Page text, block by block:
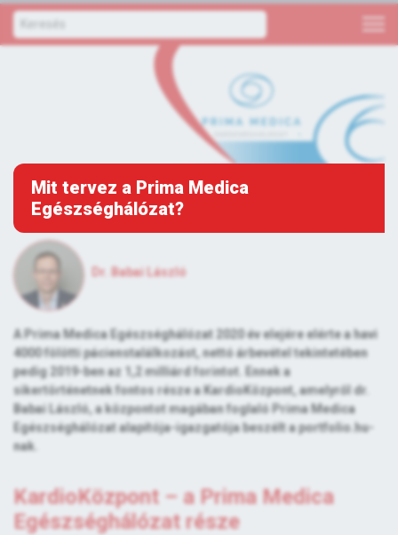
Mit tervez a Prima Medica
Egészséghálózat?
Dr. Babai László
A Prima Medica Egészséghálózat 2020 év elejére elérte a havi
4000 fölötti pácienstalálkozást, nettó árbevétel tekintetében
pedig 2019-ben az 1,2 milliárd forintot. Ennek a
sikertörténetnek fontos része a KardioKözpont, amelyről dr.
Babai László, a központot magában foglaló Prima Medica
Egészséghálózat alapítója-igazgatója beszélt a portfolio.hu-
nak.
KardioKözpont – a Prima Medica
Egészséghálózat része